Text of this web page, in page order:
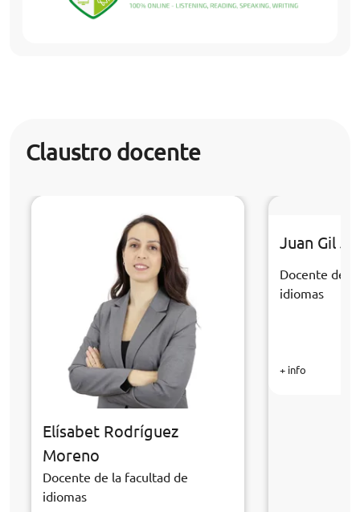
Claustro docente
Elísabet Rodríguez
Moreno
Docente de la facultad de
idiomas
Juan Gil
Docente de
idiomas
+ info